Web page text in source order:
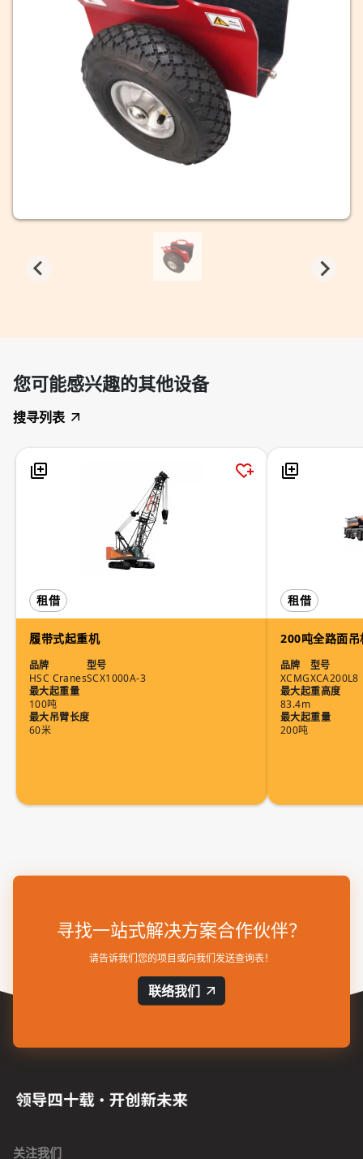
您可能感兴趣的其他设备
搜寻列表
租借
履带式起重机
品牌
HSC Cranes
型号
SCX1000A-3
最大起重量
100吨
最大吊臂长度
60米
租借
200吨全路面吊
品牌
XCMG
型号
XCA200L8
最大起重高度
83.4m
最大起重量
200吨
寻找一站式解决方案合作伙伴？
请告诉我们您的项目或向我们发送查询表！
联络我们
关注我们